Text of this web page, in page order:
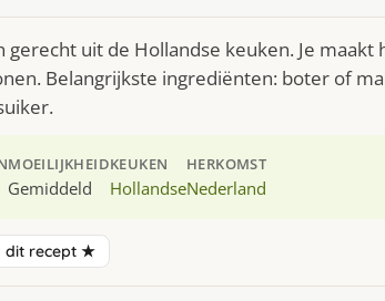
uit de Hollandse keuken. Je maakt
Belangrijkste ingrediënten: boter of
MOEILIJKHEID
Gemiddeld
KEUKEN
Hollandse
HERKOMST
Nederland
dit recept ★